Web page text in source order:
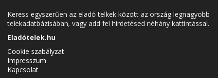
Keress egyszerűen az eladó telkek között az ország legnagyobb
telekadatbázisában, vagy add fel hirdetésed néhány kattintással.
Eladótelek.hu
Cookie szabályzat
Impresszum
Kapcsolat